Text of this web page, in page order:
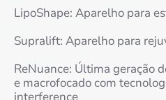
LipoShape: Aparelho para
Supralift: Aparelho para
ReNuance: Última geração
e macrofocado com
interference